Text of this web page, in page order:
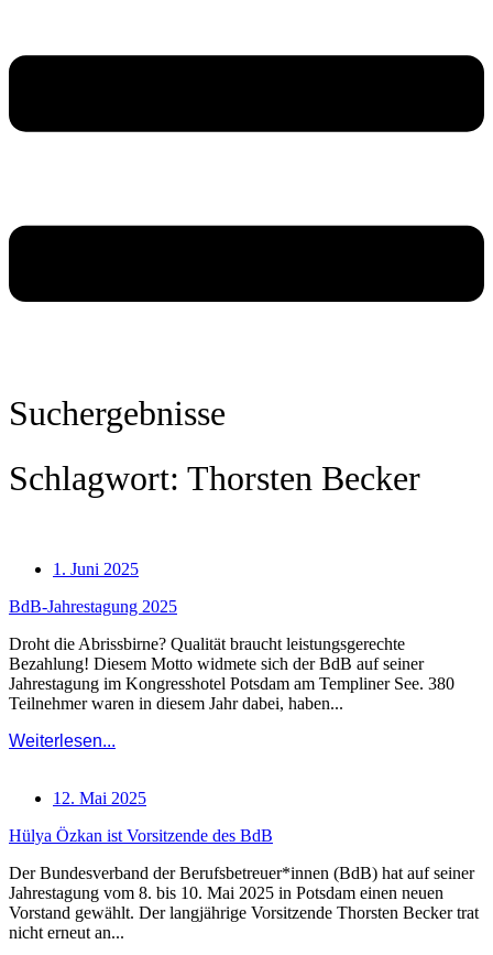
Suchergebnisse
Schlagwort: Thorsten Becker
1. Juni 2025
BdB-Jahrestagung 2025
Droht die Abrissbirne? Qualität braucht leistungsgerechte
Bezahlung! Diesem Motto widmete sich der BdB auf seiner
Jahrestagung im Kongresshotel Potsdam am Templiner See. 380
Teilnehmer waren in diesem Jahr dabei, haben...
Weiterlesen...
12. Mai 2025
Hülya Özkan ist Vorsitzende des BdB
Der Bundesverband der Berufsbetreuer*innen (BdB) hat auf seiner
Jahrestagung vom 8. bis 10. Mai 2025 in Potsdam einen neuen
Vorstand gewählt. Der langjährige Vorsitzende Thorsten Becker trat
nicht erneut an...